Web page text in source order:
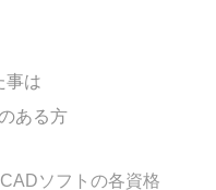
事は
ある方
ソフトの各資格